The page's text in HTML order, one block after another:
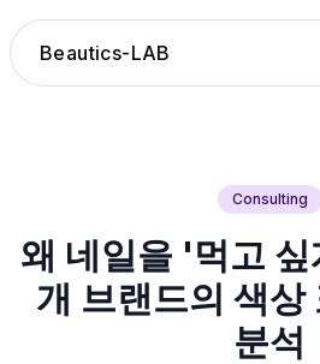
Beautics-LAB
성분분석
나의 스킨케어
Consulting
왜 네일을 '먹고
개 브랜드의 색상
분석